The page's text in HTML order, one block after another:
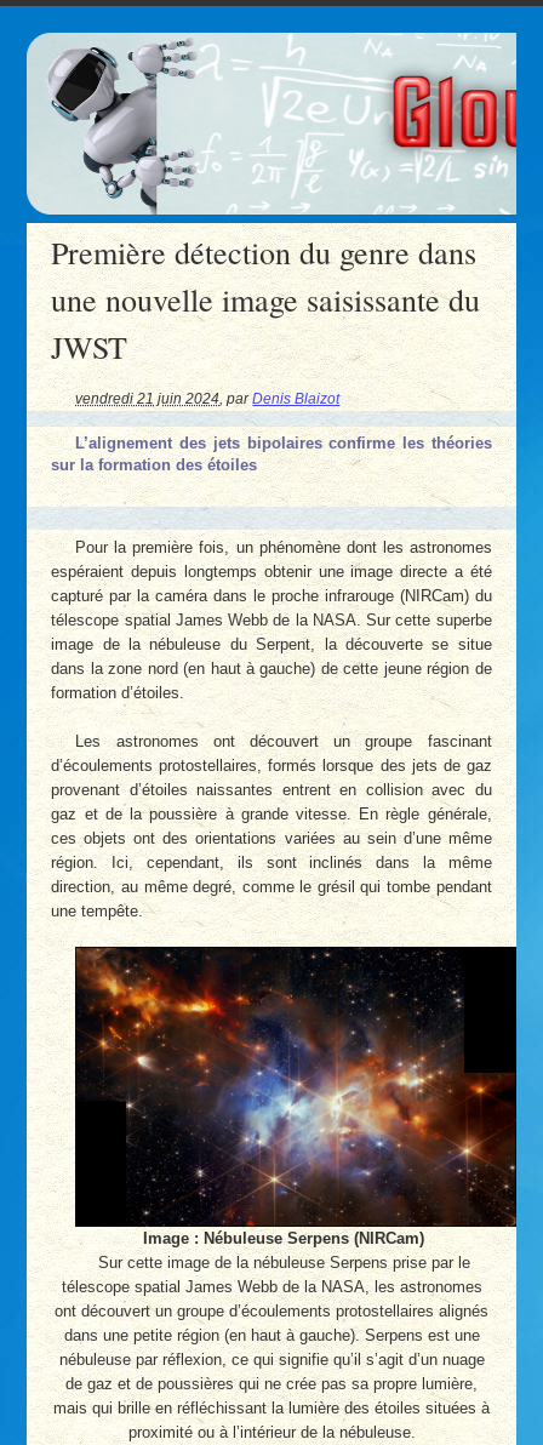
Première détection du genre dans
une nouvelle image saisissante du
JWST
vendredi 21 juin 2024 ,parDenis Blaizot
L’alignement des jets bipolaires confirme les théories
sur la formation des étoiles
Pour la première fois, un phénomène dont les astronomes
espéraient depuis longtemps obtenir une image directe a été
capturé par la caméra dans le proche infrarouge (NIRCam) du
télescope spatial James Webb de la NASA. Sur cette superbe
image de la nébuleuse du Serpent, la découverte se situe
dans la zone nord (en haut à gauche) de cette jeune région de
formation d’étoiles.
Les astronomes ont découvert un groupe fascinant
d’écoulements protostellaires, formés lorsque des jets de gaz
provenant d’étoiles naissantes entrent en collision avec du
gaz et de la poussière à grande vitesse. En règle générale,
ces objets ont des orientations variées au sein d’une même
région. Ici, cependant, ils sont inclinés dans la même
direction, au même degré, comme le grésil qui tombe pendant
une tempête.
Image : Nébuleuse Serpens (NIRCam)
Sur cette image de la nébuleuse Serpens prise par le
télescope spatial James Webb de la NASA, les astronomes
ont découvert un groupe d’écoulements protostellaires alignés
dans une petite région (en haut à gauche). Serpens est une
nébuleuse par réflexion, ce qui signifie qu’il s’agit d’un nuage
de gaz et de poussières qui ne crée pas sa propre lumière,
mais qui brille en réfléchissant la lumière des étoiles situées à
proximité ou à l’intérieur de la nébuleuse.